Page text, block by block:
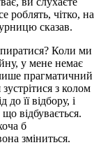
роблять, чітко, на
сказав.
Коли ми
у мене немає
прагматичний
з колом
її відбору, і
відбувається.
б
зміниться.